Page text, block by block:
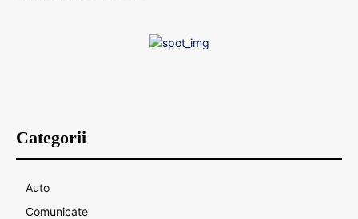
Categorii
Auto
Comunicate